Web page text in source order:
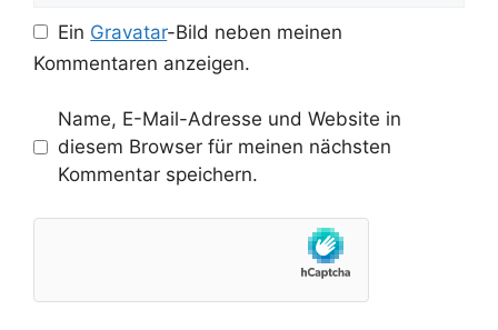
Ein Gravatar-Bild neben meinen
Kommentaren anzeigen.
Name, E-Mail-Adresse und Website in
diesem Browser für meinen nächsten
Kommentar speichern.